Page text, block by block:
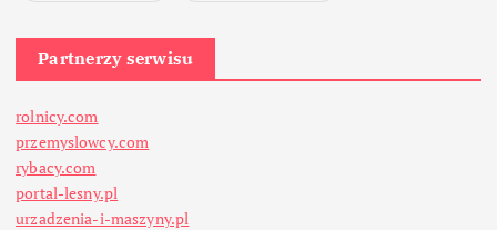
Partnerzy serwisu
rolnicy.com
przemyslowcy.com
rybacy.com
portal-lesny.pl
urzadzenia-i-maszyny.pl